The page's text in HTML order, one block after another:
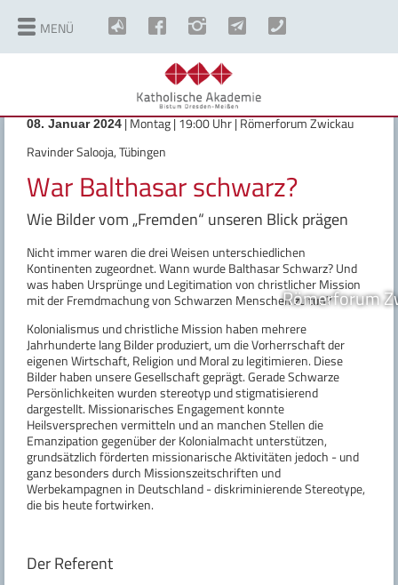
MENÜ
Römerforum
08. Januar 2024| Montag | 19:00 Uhr | Römerforum Zwickau
Ravinder Salooja, Tübingen
War Balthasar schwarz?
Wie Bilder vom „Fremden“ unseren Blick prägen
Nicht immer waren die drei Weisen unterschiedlichen
Kontinenten zugeordnet. Wann wurde Balthasar Schwarz? Und
was haben Ursprünge und Legitimation von christlicher Mission
mit der Fremdmachung von Schwarzen Menschen zu tun?
Kolonialismus und christliche Mission haben mehrere
Jahrhunderte lang Bilder produziert, um die Vorherrschaft der
eigenen Wirtschaft, Religion und Moral zu legitimieren. Diese
Bilder haben unsere Gesellschaft geprägt. Gerade Schwarze
Persönlichkeiten wurden stereotyp und stigmatisierend
dargestellt. Missionarisches Engagement konnte
Heilsversprechen vermitteln und an manchen Stellen die
Emanzipation gegenüber der Kolonialmacht unterstützen,
grundsätzlich förderten missionarische Aktivitäten jedoch - und
ganz besonders durch Missionszeitschriften und
Werbekampagnen in Deutschland - diskriminierende Stereotype,
die bis heute fortwirken.
Der Referent